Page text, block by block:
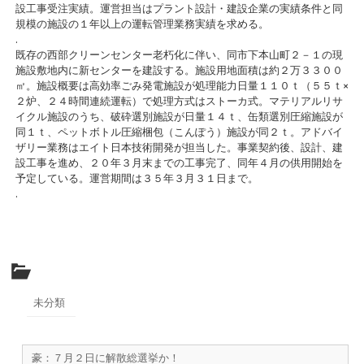
設工事受注実績。運営担当はプラント設計・建設企業の実績条件と同
規模の施設の１年以上の運転管理業務実績を求める。
.
既存の西部クリーンセンター老朽化に伴い、同市下本山町２－１の現
施設敷地内に新センターを建設する。施設用地面積は約２万３３００
㎡。施設概要は高効率ごみ発電施設が処理能力日量１１０ｔ（５５ｔ×
２炉、２４時間連続運転）で処理方式はストーカ式。マテリアルリサ
イクル施設のうち、破砕選別施設が日量１４ｔ、缶類選別圧縮施設が
同１ｔ、ペットボトル圧縮梱包（こんぽう）施設が同２ｔ。アドバイ
ザリー業務はエイト日本技術開発が担当した。事業契約後、設計、建
設工事を進め、２０年３月末までの工事完了、同年４月の供用開始を
予定している。運営期間は３５年３月３１日まで。
.
未分類
豪：７月２日に解散総選挙か！